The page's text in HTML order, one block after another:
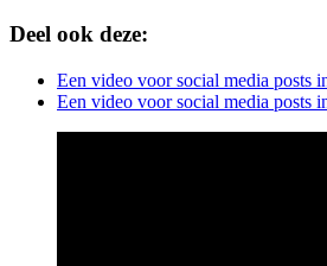
Deel ook deze:
Een video voor social media posts
Een video voor social media posts